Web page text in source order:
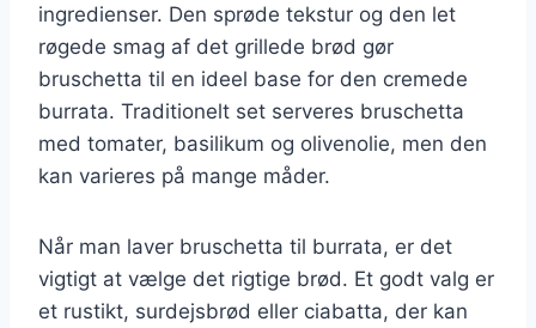
ingredienser. Den sprøde tekstur og den let
røgede smag af det grillede brød gør
bruschetta til en ideel base for den cremede
burrata. Traditionelt set serveres bruschetta
med tomater, basilikum og olivenolie, men den
kan varieres på mange måder.
Når man laver bruschetta til burrata, er det
vigtigt at vælge det rigtige brød. Et godt valg er
et rustikt, surdejsbrød eller ciabatta, der kan